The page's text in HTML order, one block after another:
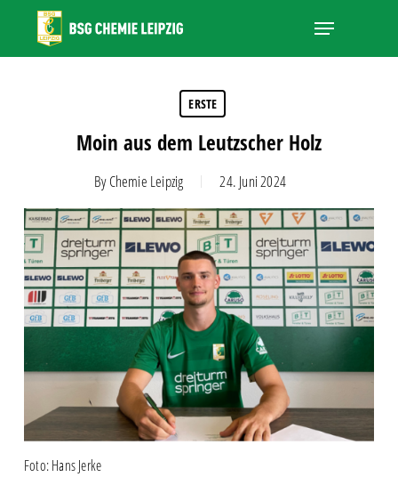
main
Menu
ERSTE
Moin aus dem Leutzscher Holz
By Chemie Leipzig 24. Juni 2024
Foto: Hans Jerke
Close